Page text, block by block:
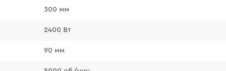
300 мм
2400 Вт
90 мм